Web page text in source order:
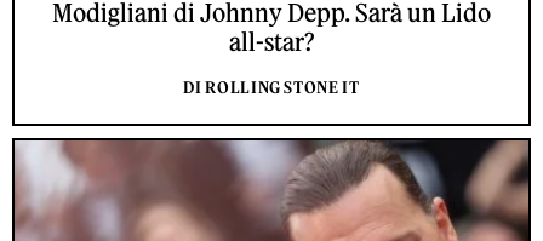
Modigliani di Johnny Depp. Sarà un Lido
all-star?
DI ROLLING STONE IT